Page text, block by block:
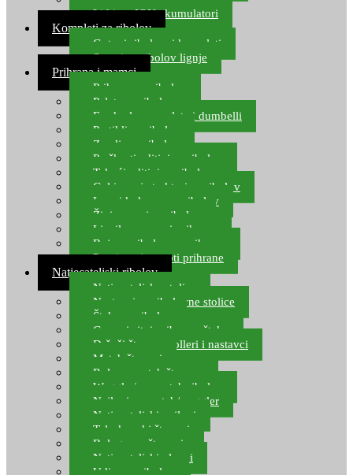
Lithium ION akumulatori
Kompleti za ribolov
Gotovi ribolovni kompleti
Setovi za ribolov lignje
Prihrana i mamci
Prihrana za ribolov
Pelete za ribolov
Feeder lovne pelete i dumbelli
Partikli za ribolov
Zemlja za ribolov
Praškasti aditivi za ribolov
Tekući aditivi za ribolov
Gel i sprej atraktori za ribolov
Lovni kukuruz za ribolov
Živi mamci za ribolov
Ljepilo za crve i prihranu
Boje za ribolovnu prihranu
Provjereni recepti prihrane
Natjecateljski ribolov
Natjecateljske stolice
Nastavci za ribolovne stolice
Šteke za ribolov
Gume i sitni pribor za šteku
Držači štapova rolleri i nastavci
Match štapovi
Role za match štapove
Waggleri za match ribolov
Najloni za match/waggler
Natjecateljski najloni
Teleskopski štapovi
Bolognese štapovi
Natjecateljski plovci
Udice za ribolov